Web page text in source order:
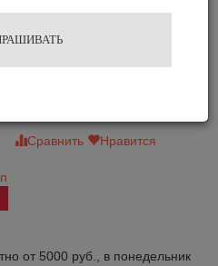
Сравнить
Нравится
от 5000 руб., в понедельник